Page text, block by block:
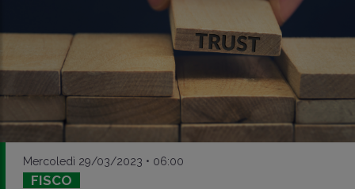
Mercoledì 29/03/2023 • 06:00
FISCO